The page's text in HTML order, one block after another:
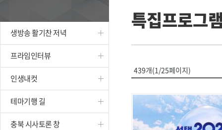
보은
옥천
인생내컷
테마기행 길
시청자 FLEX
특집프로그램
종영프로그램
16:00 완
우리 고
생방송 활기찬 저녁
프라임인터뷰
인생내컷
테마기행 길
충북 시사토론 창
특집프로그
439개(1/25페이지)